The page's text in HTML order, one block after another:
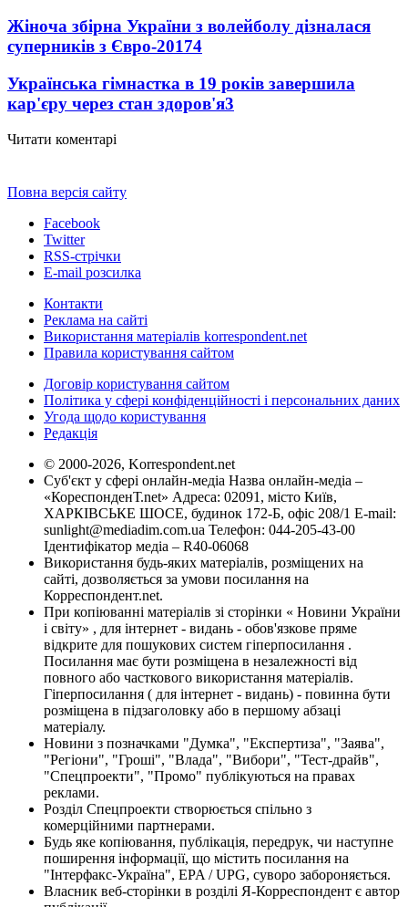
Жіноча збірна України з волейболу дізналася
суперників з Євро-20174
Українська гімнастка в 19 років завершила
кар'єру через стан здоров'я3
Читати коментарі
Повна версія сайту
Facebook
Twitter
RSS-стрічки
E-mail розсилка
Контакти
Реклама на сайті
Використання матеріалів korrespondent.net
Правила користування сайтом
Договір користування сайтом
Політика у сфері конфіденційності і персональних даних
Угода щодо користування
Редакція
© 2000-2026, Korrespondent.net
Суб'єкт у сфері онлайн-медіа Назва онлайн-медіа –
«КореспонденТ.net» Адреса: 02091, місто Київ,
ХАРКІВСЬКЕ ШОСЕ, будинок 172-Б, офіс 208/1 E-mail:
sunlight@mediadim.com.ua Телефон: 044-205-43-00
Ідентифікатор медіа – R40-06068
Використання будь-яких матеріалів, розміщених на
сайті, дозволяється за умови посилання на
Корреспондент.net.
При копіюванні матеріалів зі сторінки « Новини України
і світу» , для інтернет - видань - обов'язкове пряме
відкрите для пошукових систем гіперпосилання .
Посилання має бути розміщена в незалежності від
повного або часткового використання матеріалів.
Гіперпосилання ( для інтернет - видань) - повинна бути
розміщена в підзаголовку або в першому абзаці
матеріалу.
Новини з позначками "Думка", "Експертиза", "Заява",
"Регіони", "Гроші", "Влада", "Вибори", "Тест-драйв",
"Спецпроекти", "Промо" публікуються на правах
реклами.
Розділ Спецпроекти створюється спільно з
комерційними партнерами.
Будь яке копіювання, публікація, передрук, чи наступне
поширення інформації, що містить посилання на
"Інтерфакс-Україна", EPA / UPG, суворо забороняється.
Власник веб-сторінки в розділі Я-Корреспондент є автор